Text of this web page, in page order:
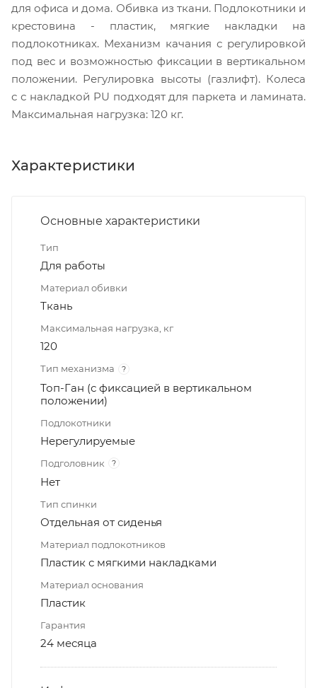
для офиса и дома. Обивка из ткани. Подлокотники и
крестовина - пластик, мягкие накладки на
подлокотниках. Механизм качания с регулировкой
под вес и возможностью фиксации в вертикальном
положении. Регулировка высоты (газлифт). Колеса
с с накладкой PU подходят для паркета и ламината.
Максимальная нагрузка: 120 кг.
Характеристики
Основные характеристики
Тип
Для работы
Материал обивки
Ткань
Максимальная нагрузка, кг
120
Тип механизма ?
Топ-Ган (с фиксацией в вертикальном
положении)
Подлокотники
Нерегулируемые
Подголовник ?
Нет
Тип спинки
Отдельная от сиденья
Материал подлокотников
Пластик с мягкими накладками
Материал основания
Пластик
Гарантия
24 месяца